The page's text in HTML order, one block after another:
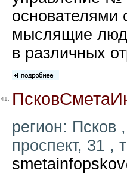
основателями
мыслящие
в различных
41.
регион: Псков
проспект, 31 ,